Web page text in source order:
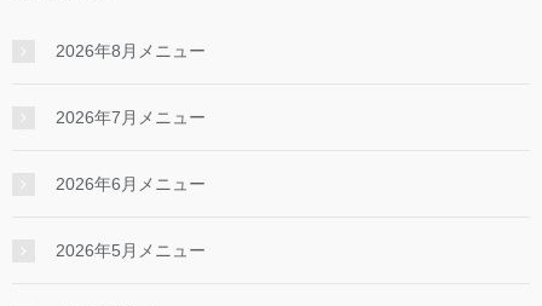
2026年8月メニュー
2026年7月メニュー
2026年6月メニュー
2026年5月メニュー